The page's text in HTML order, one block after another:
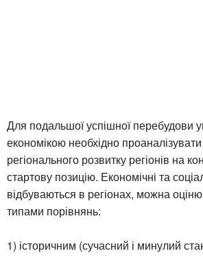
Для подальшої успішної перебудови
економікою необхідно
регіонального розвитку регіонів на
стартову позицію. Економічні та
відбуваються в регіонах, можна
типами порівнянь:
1) історичним (сучасний і минулий